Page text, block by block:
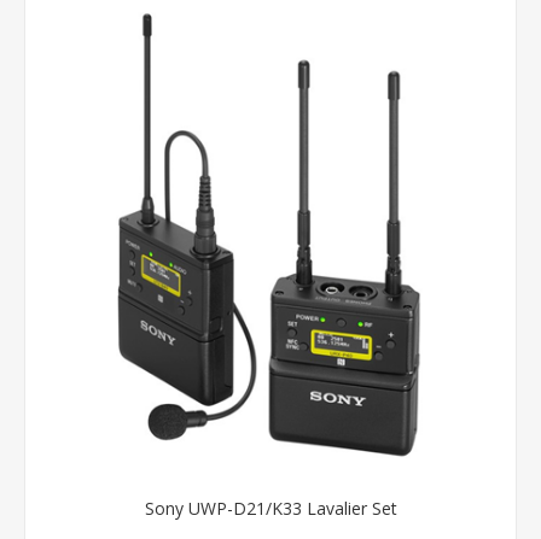
Sony UWP-D21/K33 Lavalier Set